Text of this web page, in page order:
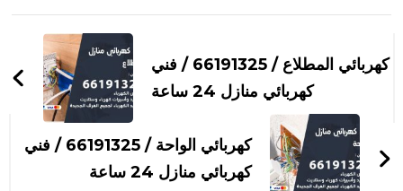
بين
التدوينات
كهربائي المطلاع / 66191325 / فني
كهربائي منازل 24 ساعة
كهربائي الواحة / 66191325 / فني
كهربائي منازل 24 ساعة